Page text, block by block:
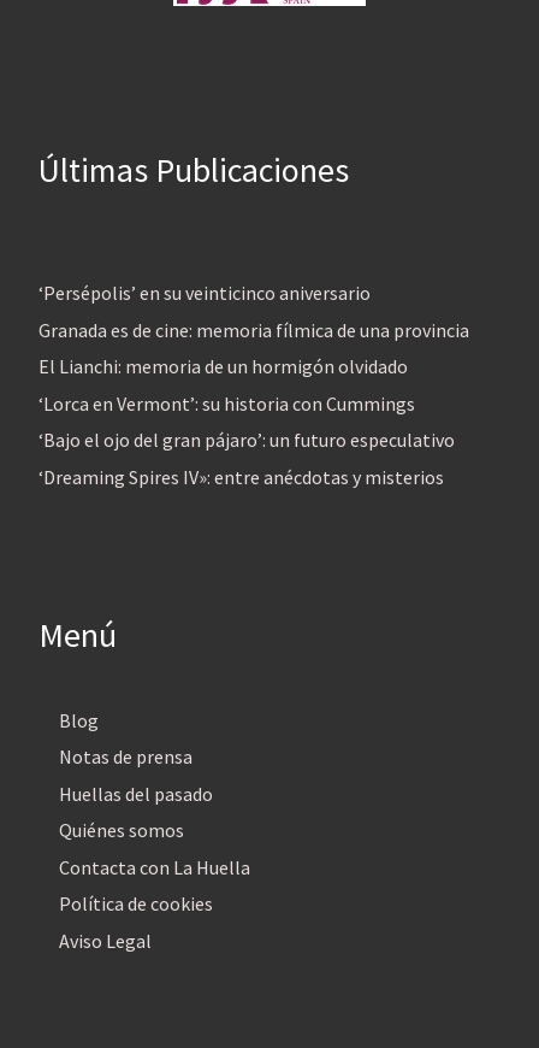
Últimas Publicaciones
‘Persépolis’ en su veinticinco aniversario
Granada es de cine: memoria fílmica de una provincia
El Lianchi: memoria de un hormigón olvidado
‘Lorca en Vermont’: su historia con Cummings
‘Bajo el ojo del gran pájaro’: un futuro especulativo
‘Dreaming Spires IV»: entre anécdotas y misterios
Menú
Blog
Notas de prensa
Huellas del pasado
Quiénes somos
Contacta con La Huella
Política de cookies
Aviso Legal